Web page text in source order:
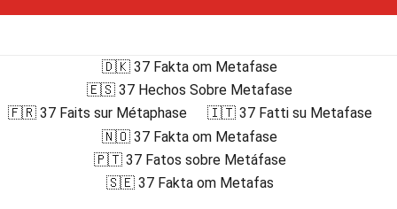
🇩🇰 37 Fakta om Metafase
🇪🇸 37 Hechos Sobre Metafase
🇫🇷 37 Faits sur Métaphase
🇮🇹 37 Fatti su Metafase
🇳🇴 37 Fakta om Metafase
🇵🇹 37 Fatos sobre Metáfase
🇸🇪 37 Fakta om Metafas